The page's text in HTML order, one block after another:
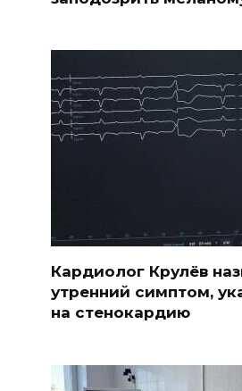
Кардиолог Крулёв
утренний симптом,
на стенокардию